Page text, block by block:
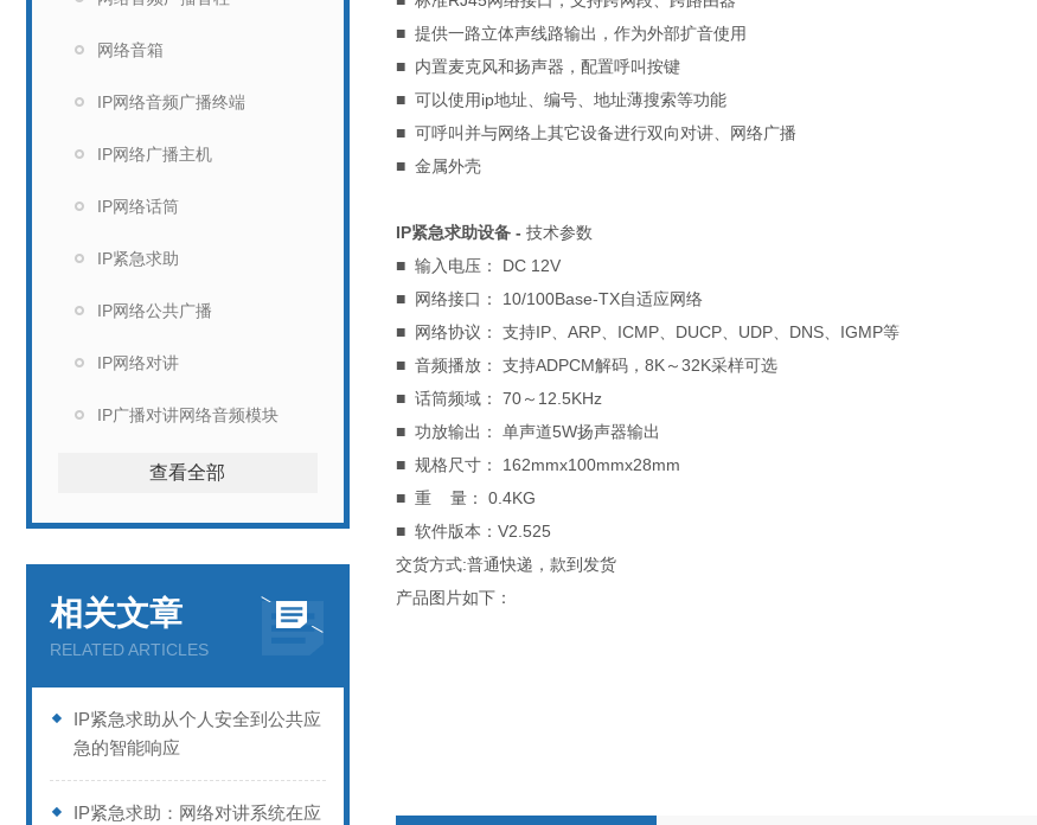
网络音箱
IP网络音频广播终端
IP网络广播主机
IP网络话筒
IP紧急求助
IP网络公共广播
IP网络对讲
IP广播对讲网络音频模块
查看全部
相关文章
RELATED ARTICLES
IP紧急求助从个人安全到公共应
急的智能响应
IP紧急求助：网络对讲系统在应
■ 提供一路立体声线路输出，作为外部扩音使用
■ 内置麦克风和扬声器，配置呼叫按键
■ 可以使用ip地址、编号、地址薄搜索等功能
■ 可呼叫并与网络上其它设备进行双向对讲、网络广播
■ 金属外壳
IP紧急求助设备 - 技术参数
■ 输入电压： DC 12V
■ 网络接口： 10/100Base-TX自适应网络
■ 网络协议： 支持IP、ARP、ICMP、DUCP、UDP、DNS、IGMP等
■ 音频播放： 支持ADPCM解码，8K～32K采样可选
■ 话筒频域： 70～12.5KHz
■ 功放输出： 单声道5W扬声器输出
■ 规格尺寸： 162mmx100mmx28mm
■ 重 量： 0.4KG
■ 软件版本：V2.525
交货方式:普通快递，款到发货
产品图片如下：